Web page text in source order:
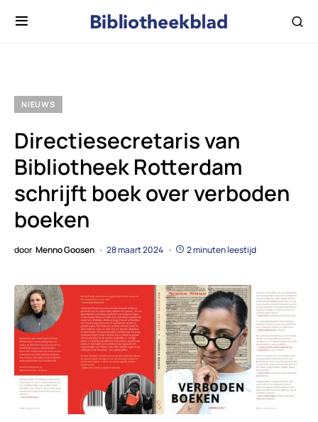
NIEUWS
Directiesecretaris van
Bibliotheek Rotterdam
schrijft boek over verboden
boeken
door Menno Goosen 28 maart 2024 2 minuten leestijd